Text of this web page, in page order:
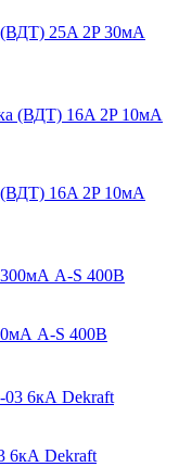
(ВДТ) 25A 2P 30мА
(ВДТ) 16A 2P 10мА
A-S 400В
6кА Dekraft